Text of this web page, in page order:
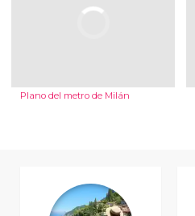
Plano del metro de Milán